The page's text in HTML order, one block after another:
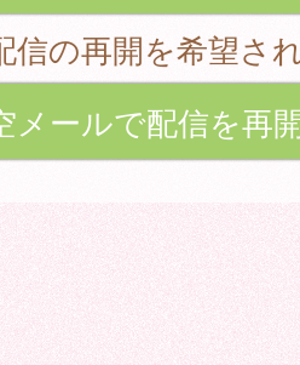
信の再開を希望さ
メールで配信を再